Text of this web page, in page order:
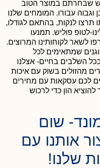
שבחרתם במוצר הטוב
עבורו. המומחים שלנו
תרצו לנקות, בהתאם לגודלו,
לטופ פוליש. תמנעו
לשאר לקוחותינו המרוצים.
שמתאימים לכל
השלבים בחיים- אצלנו
מהזולים בשוק עם איכות
לכם עסקאות עם מחירים
הון כדי לרכוש
שום
אותנו עם
שלנו!